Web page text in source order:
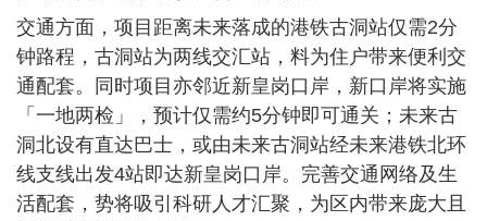
交通方面，项目距离未来落成的港铁古洞站仅需2分
钟路程，古洞站为两线交汇站，料为住户带来便利交
通配套。同时项目亦邻近新皇岗口岸，新口岸将实施
「一地两检」，预计仅需约5分钟即可通关；未来古
洞北设有直达巴士，或由未来古洞站经未来港铁北环
线支线出发4站即达新皇岗口岸。完善交通网络及生
活配套，势将吸引科研人才汇聚，为区内带来庞大且